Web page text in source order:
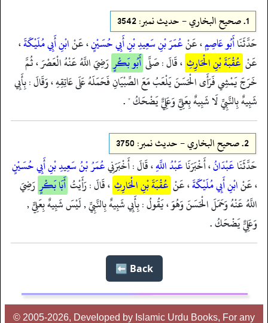
1. صحيح البخاري - حدیث نمبر: 3542
حَدَّثَنَاأَبُو عَاصِمٍ، عَنْعُمَرَ بْنِ سَعِيدِ بْنِ أَبِي حُسَيْنٍ، عَنْابْنِ أَبِي مُلَيْكَةَ،
عَنْ عُقْبَةَ بْنِ الْحَارِثِ ، قَالَ : صَلَّى أَبُو بَكْرٍ رَضِيَ اللَّهُ عَنْهُ الْعَصْرَ ، ثُمَّ
خَرَجَ يَمْشِي فَرَأَى الْحَسَنَ يَلْعَبُ مَعَ الصِّبْيَانِ فَحَمَلَهُ عَلَى عَاتِقِهِ ، وَقَالَ : بِأَبِي
شَبِيهٌ بِالنَّبِيِّ لَا شَبِيهٌ بِعَلِيٍّ وَعَلِيٌّ يَضْحَكُ " .
2. صحيح البخاري - حدیث نمبر: 3750
حَدَّثَنَاعَبْدَانُ، أَخْبَرَنَاعَبْدُ اللَّهِ، قَالَ : أَخْبَرَنِيعُمَرُ بْنُ سَعِيدِ بْنِ أَبِي حُسَيْنٍ
، عَنْابْنِ أَبِي مُلَيْكَةَ، عَنْ عُقْبَةَ بْنِ الْحَارِثِ ، قَالَ : رَأَيْتُ أَبَا بَكْرٍ رَضِيَ
اللَّهُ عَنْهُ وَحَمَلَ الْحَسَنَ وَهُوَ ، يَقُولُ : بِأَبِي شَبِيهٌ بِالنَّبِيِّ , لَيْسَ شَبِيهٌ بِعَلِيٍّ ,
وَعَلِيٌّ يَضْحَكُ .
Back ⬅️
© 2005-2026, Developed by Islamic Urdu Books, For any